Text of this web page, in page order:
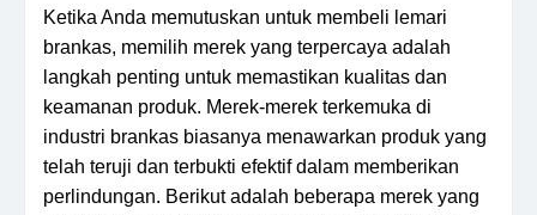
Ketika Anda memutuskan untuk membeli lemari
brankas, memilih merek yang terpercaya adalah
langkah penting untuk memastikan kualitas dan
keamanan produk. Merek-merek terkemuka di
industri brankas biasanya menawarkan produk yang
telah teruji dan terbukti efektif dalam memberikan
perlindungan. Berikut adalah beberapa merek yang